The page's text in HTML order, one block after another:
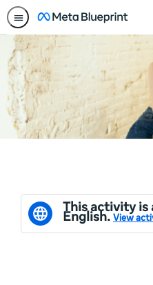
This activity is
English. View